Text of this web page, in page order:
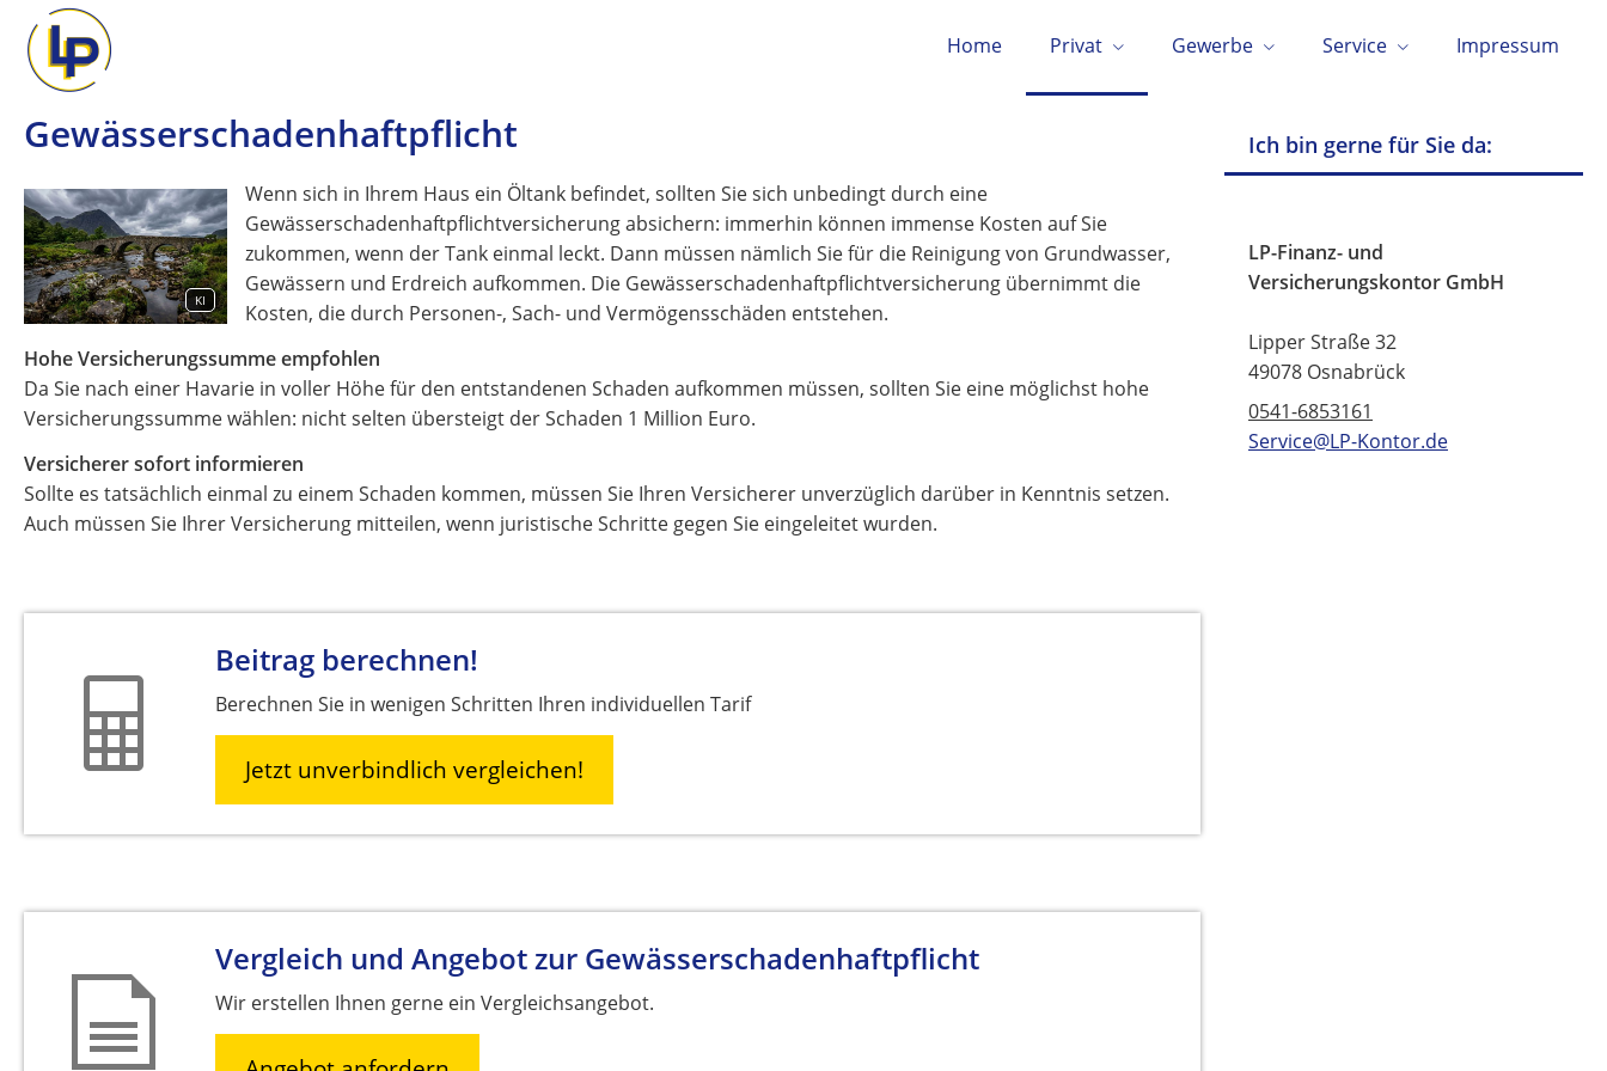
Home Privat Gewerbe Service Impressum
Ich bin gerne für Sie da:
LP-Finanz- und
Versicherungskontor GmbH
Lipper Straße 32
49078 Osnabrück
0541-6853161
Service@LP-Kontor.de
Gewässerschadenhaftpflicht
KI
Wenn sich in Ihrem Haus ein Öltank befindet, sollten Sie sich unbedingt durch eine
Gewässerschadenhaftpflichtversicherung absichern: immerhin können immense Kosten auf Sie
zukommen, wenn der Tank einmal leckt. Dann müssen nämlich Sie für die Reinigung von Grundwasser,
Gewässern und Erdreich aufkommen. Die Gewässerschadenhaftpflichtversicherung übernimmt die
Kosten, die durch Personen-, Sach- und Vermögensschäden entstehen.
Hohe Versicherungssumme empfohlen
Da Sie nach einer Havarie in voller Höhe für den entstandenen Schaden aufkommen müssen, sollten Sie eine möglichst hohe
Versicherungssumme wählen: nicht selten übersteigt der Schaden 1 Million Euro.
Versicherer sofort informieren
Sollte es tatsächlich einmal zu einem Schaden kommen, müssen Sie Ihren Versicherer unverzüglich darüber in Kenntnis setzen.
Auch müssen Sie Ihrer Versicherung mitteilen, wenn juristische Schritte gegen Sie eingeleitet wurden.
Beitrag berechnen!
Berechnen Sie in wenigen Schritten Ihren individuellen Tarif
Jetzt unverbindlich vergleichen!
Vergleich und Angebot zur Gewässerschadenhaftpflicht
Wir erstellen Ihnen gerne ein Vergleichsangebot.